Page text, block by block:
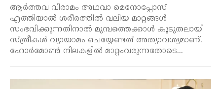
ആർത്തവ വിരാമം അഥവാ മെനോപ്പോസ്
എത്തിയാൽ ശരീരത്തിൽ വലിയ മാറ്റങ്ങൾ
സംഭവിക്കുന്നതിനാൽ മുമ്പത്തെക്കാൾ കൂടുതലായി
സ്ത്രീകൾ വ്യായാമം ചെയ്യേണ്ടത് അത്യാവശ്യമാണ്.
ഹോർമോൺ നിലകളിൽ മാറ്റംവരുന്നതോടെ...